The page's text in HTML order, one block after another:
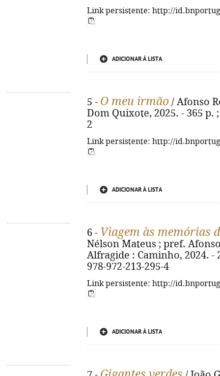
Link persistente: http://
ADICIONAR À LISTA
5 - O meu irmão / Afonso
Dom Quixote, 2025. - 365 p.
2
Link persistente: http://
ADICIONAR À LISTA
6 - Viagem às memórias
Nélson Mateus ; pref.
Alfragide : Caminho, 2024. -
978-972-213-295-4
Link persistente: http://
ADICIONAR À LISTA